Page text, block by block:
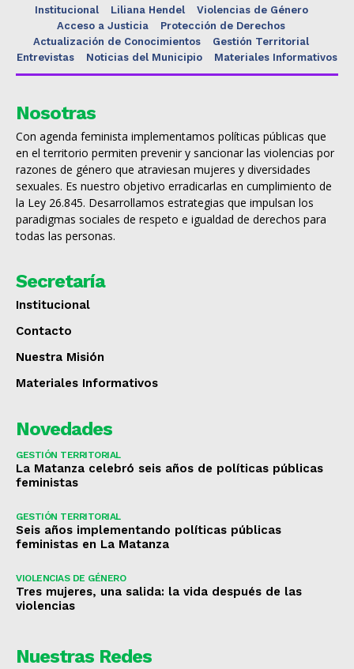
Institucional Liliana Hendel
Violencias de Género
Acceso a Justicia
Protección de Derechos
Actualización de Conocimientos
Gestión Territorial
Entrevistas
Noticias del Municipio Materiales Informativos
Nosotras
Con agenda feminista implementamos políticas públicas que
en el territorio permiten prevenir y sancionar las violencias por
razones de género que atraviesan mujeres y diversidades
sexuales. Es nuestro objetivo erradicarlas en cumplimiento de
la Ley 26.845. Desarrollamos estrategias que impulsan los
paradigmas sociales de respeto e igualdad de derechos para
todas las personas.
Secretaría
Institucional
Contacto
Nuestra Misión
Materiales Informativos
Novedades
GESTIÓN TERRITORIAL
La Matanza celebró seis años de políticas públicas
feministas
GESTIÓN TERRITORIAL
Seis años implementando políticas públicas
feministas en La Matanza
VIOLENCIAS DE GÉNERO
Tres mujeres, una salida: la vida después de las
violencias
Nuestras Redes